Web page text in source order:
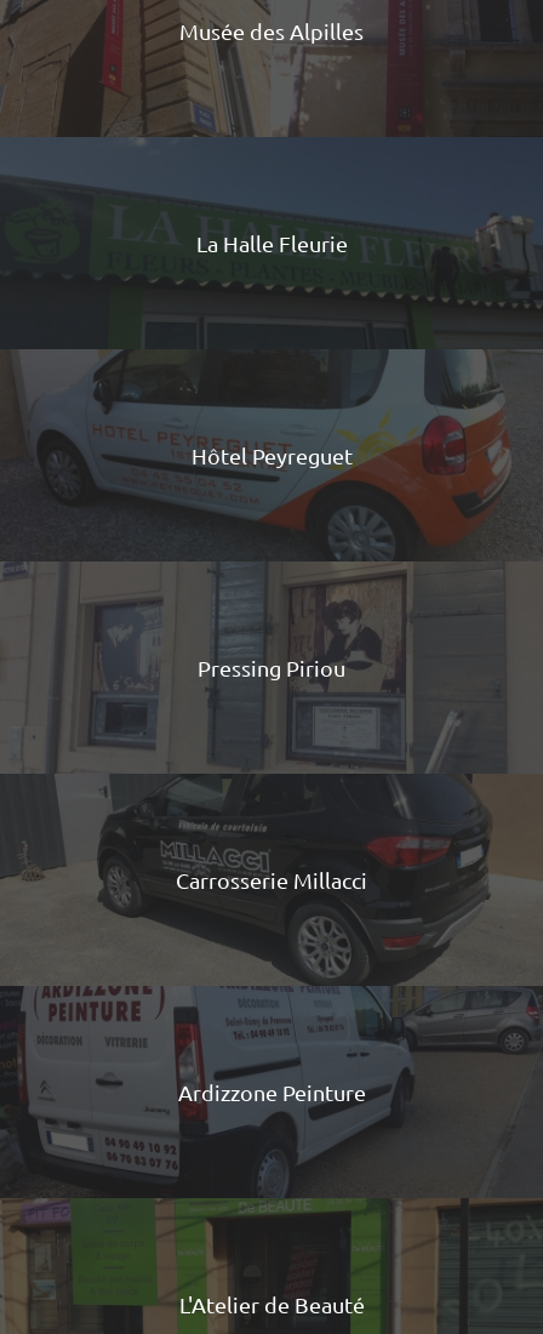
Musée des Alpilles
La Halle Fleurie
Hôtel Peyreguet
Pressing Piriou
Carrosserie Millacci
Ardizzone Peinture
L'Atelier de Beauté